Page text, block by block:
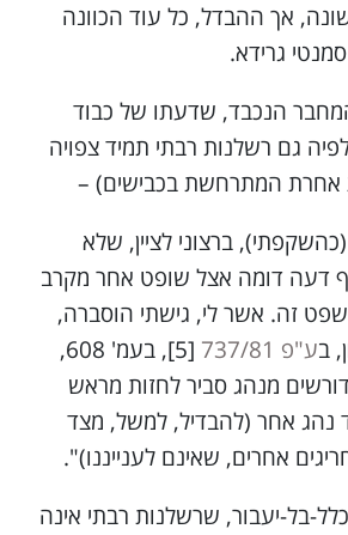
אך ההבדל, כל עוד הכוונה
גרידא.
הנכבד, שדעתו של כבוד
גם רשלנות רבתי תמיד צפויה
אחרת המתרחשת בכבישים) –
ברצוני לציין, שלא
דעה דומה אצל שופט אחר מקרב
זה. אשר לי, גישתי הוסברה,
בע"פ 737/81
[5], בעמ' 608,
מנהג סביר לחזות מראש
נהג אחר (להבדיל, למשל, מצד
אחרים, שאינם לענייננו)".
בל-יעבור, שרשלנות רבתי אינה